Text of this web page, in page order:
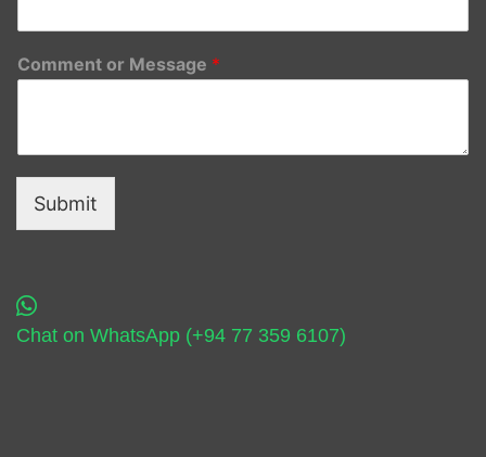
Comment or Message *
Submit
Chat on WhatsApp (+94 77 359 6107)